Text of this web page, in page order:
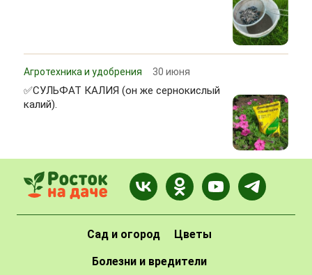
Агротехника и удобрения 30 июня
✅СУЛЬФАТ КАЛИЯ (он же сернокислый
калий).
Сад и огород Цветы
Болезни и вредители